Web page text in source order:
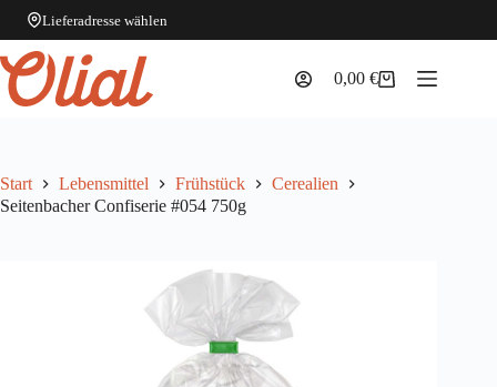
Lieferadresse wählen
Zum
Inhalt
springen
Warenkorb
0,00€
Start Lebensmittel Frühstück
Cerealien
Seitenbacher Confiserie #054 750g